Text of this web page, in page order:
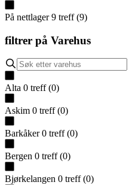
På nettlager 9 treff (9)
filtrer på Varehus
Alta 0 treff (0)
Askim 0 treff (0)
Barkåker 0 treff (0)
Bergen 0 treff (0)
Bjørkelangen 0 treff (0)